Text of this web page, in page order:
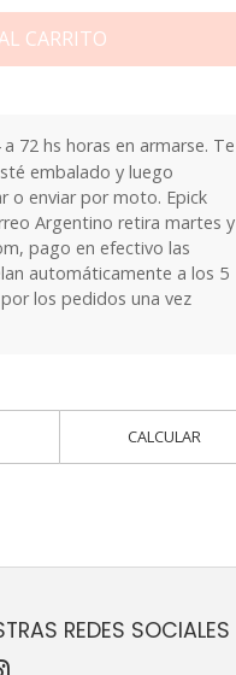
CARRITO
72 hs horas en armarse. Te
embalado y luego
o enviar por moto. Epick
Argentino retira martes y
pago en efectivo las
automáticamente a los 5
los pedidos una vez
CALCULAR
REDES SOCIALES